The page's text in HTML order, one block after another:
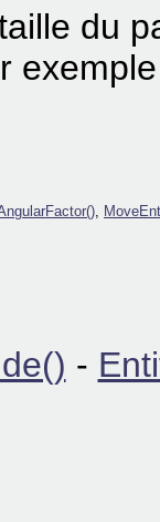
du
,
-